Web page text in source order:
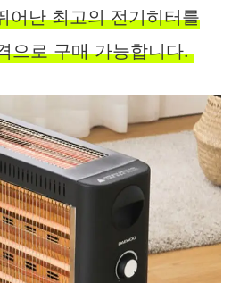
어난 최고의 전기히터를
으로 구매 가능합니다.